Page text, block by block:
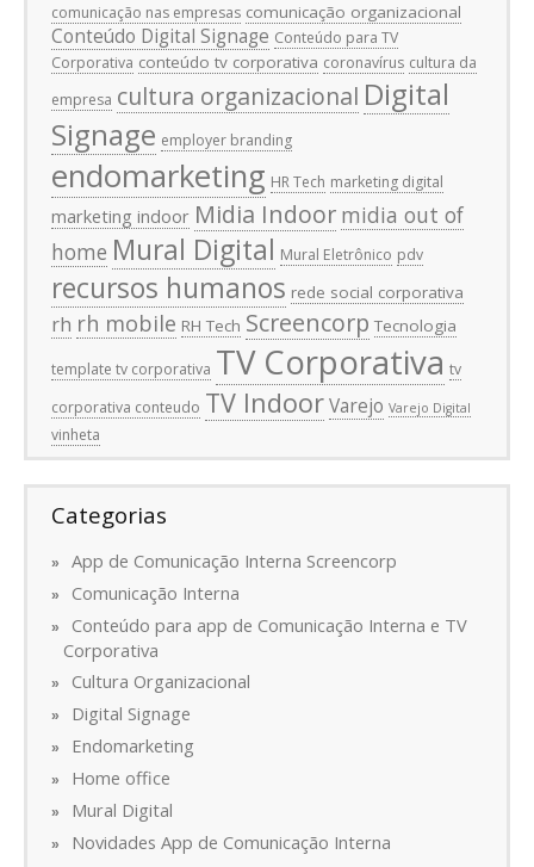
comunicação nas empresas comunicação organizacional
Conteúdo Digital Signage Conteúdo para TV
Corporativa conteúdo tv corporativa coronavírus cultura da
empresa cultura organizacional Digital
Signage employer branding
endomarketing HR Tech marketing digital
marketing indoor Midia Indoor midia out of
home Mural Digital Mural Eletrônico pdv
recursos humanos rede social corporativa
rh rh mobile RH Tech Screencorp Tecnologia
template tv corporativa TV Corporativa tv
corporativa conteudo TV IndoorVarejo Varejo Digital
vinheta
Categorias
App de Comunicação Interna Screencorp
Comunicação Interna
Conteúdo para app de Comunicação Interna e TV
Corporativa
Cultura Organizacional
Digital Signage
Endomarketing
Home office
Mural Digital
Novidades App de Comunicação Interna